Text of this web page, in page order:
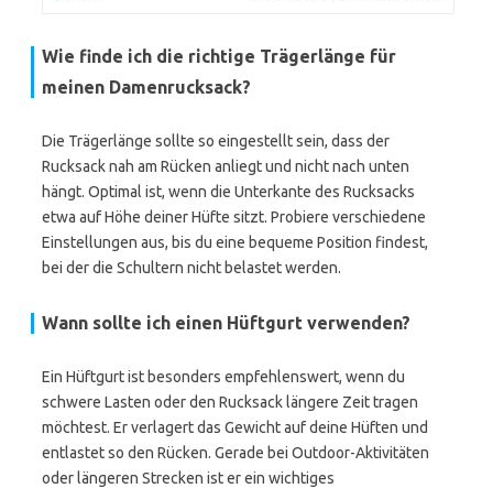
Wie finde ich die richtige Trägerlänge für
meinen Damenrucksack?
Die Trägerlänge sollte so eingestellt sein, dass der
Rucksack nah am Rücken anliegt und nicht nach unten
hängt. Optimal ist, wenn die Unterkante des Rucksacks
etwa auf Höhe deiner Hüfte sitzt. Probiere verschiedene
Einstellungen aus, bis du eine bequeme Position findest,
bei der die Schultern nicht belastet werden.
Wann sollte ich einen Hüftgurt verwenden?
Ein Hüftgurt ist besonders empfehlenswert, wenn du
schwere Lasten oder den Rucksack längere Zeit tragen
möchtest. Er verlagert das Gewicht auf deine Hüften und
entlastet so den Rücken. Gerade bei Outdoor-Aktivitäten
oder längeren Strecken ist er ein wichtiges